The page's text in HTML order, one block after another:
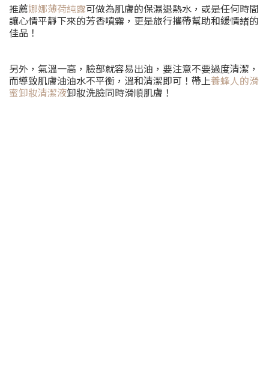
推薦娜娜薄荷純露可做為肌膚的保濕退熱水，或是任何時間
讓心情平靜下來的芳香噴霧，更是旅行攜帶幫助和緩情緒的
佳品！
另外，氣溫一高，臉部就容易出油，要注意不要過度清潔，
而導致肌膚油油水不平衡，溫和清潔即可！帶上養蜂人的滑
蜜卸妝清潔液卸妝洗臉同時滑順肌膚！